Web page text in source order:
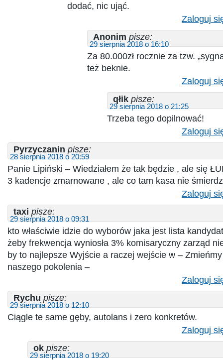
dodać, nic ująć.
Zaloguj
Anonim pisze:
29 sierpnia 2018 o 16:10
Za 80.000zł rocznie za tzw.
też beknie.
Zaloguj
qłik pisze:
29 sierpnia 2018 o 21:25
Trzeba tego dopilnować!
Zaloguj
Pyrzyczanin pisze:
28 sierpnia 2018 o 20:59
Panie Lipiński – Wiedziałem że tak będzie , ale się
3 kadencje zmarnowane , ale co tam kasa nie
Zaloguj
taxi pisze:
29 sierpnia 2018 o 09:31
kto właściwie idzie do wyborów jaka jest lista
żeby frekwencja wyniosła 3% komisaryczny zarząd
by to najlepsze Wyjście a raczej wejście w –
naszego pokolenia –
Zaloguj
Rychu pisze:
29 sierpnia 2018 o 12:10
Ciągle te same gęby, autolans i zero konkretów.
Zaloguj
ok pisze:
29 sierpnia 2018 o 19:20